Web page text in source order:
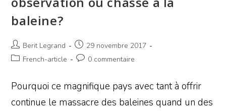
baleine?
Berit Legrand
29 novembre 2017
French-article
0 commentaire
Pourquoi ce magnifique pays avec tant à offrir
continue le massacre des baleines quand un des